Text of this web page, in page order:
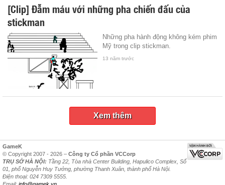
[Clip] Đẫm máu với những pha chiến đấu của
stickman
Những pha hành động không kém phim
Mỹ trong clip stickman.
13 năm trước
Xem thêm
GameK
© Copyright 2007 - 2026 – Công ty Cổ phần VCCorp
TRỤ SỞ HÀ NỘI: Tầng 22, Tòa nhà Center Building, Hapulico Complex, Số
01, phố Nguyễn Huy Tưởng, phường Thanh Xuân, thành phố Hà Nội.
Điện thoại: 024 7309 5555.